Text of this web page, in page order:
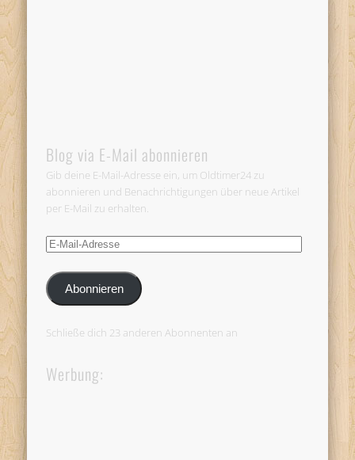
Blog via E-Mail abonnieren
Gib deine E-Mail-Adresse ein, um Oldtimer24 zu
abonnieren und Benachrichtigungen über neue Artikel
per E-Mail zu erhalten.
E-
Adresse
Abonnieren
Schließe dich 23 anderen Abonnenten an
Werbung: